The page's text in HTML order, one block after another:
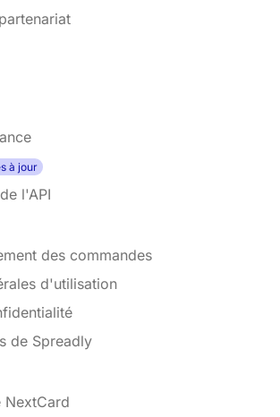
à jour
l'API
des commandes
d'utilisation
de Spreadly
NextCard